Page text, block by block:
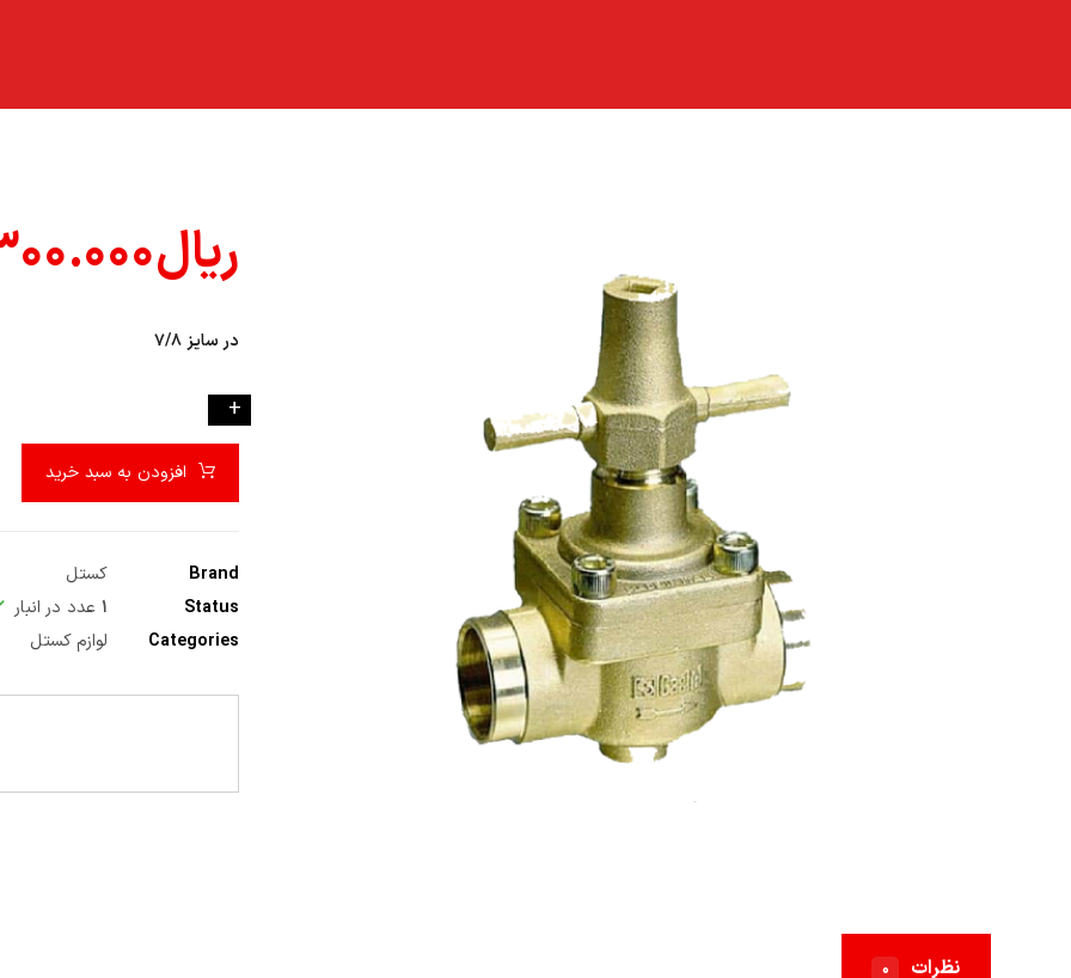
ریال
در سایز ۷/۸
+
افزودن به سبد خرید
Brand
کستل
Status
۱ عدد در انبار
Categories
لوازم کستل
نظرات ۰